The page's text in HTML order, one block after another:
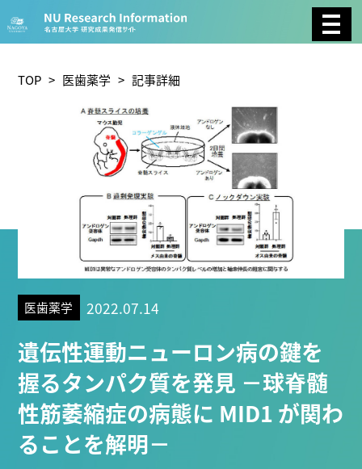
CATEGORY
環境学 生物学
総合理工
化学 医歯薬学
情報学 数物系科学
人文学
TAG
(175)
生命農学研究科 (116)
トランスフォーマティ
ブ生命分子研究所 (75)
環境学研究科 (66)
宇宙地球
環境研究所 (63)
未来材料・システム研究所 (60)
報学研究科 (47)
植物 (33) 機械学習 (31)
高等
研究院 (26)
生物機能開発利用研究センター (24)
境医学研究所 (23)
進化 (23)
TOP > 医歯薬学 > 記事詳細
医歯薬学 2022.07.14
遺伝性運動ニューロン病の鍵を
握るタンパク質を発見 －球脊髄
性筋萎縮症の病態に MID1 が関わ
ることを解明－